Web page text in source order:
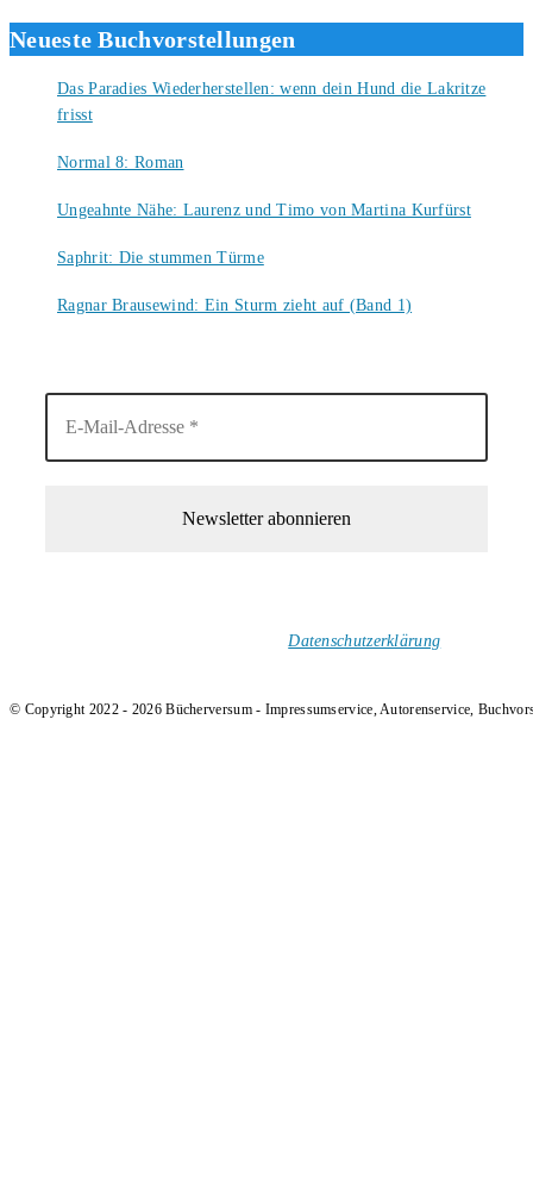
Neueste Buchvorstellungen
Das Paradies Wiederherstellen: wenn dein Hund die Lakritze
frisst
Normal 8: Roman
Ungeahnte Nähe: Laurenz und Timo von Martina Kurfürst
Saphrit: Die stummen Türme
Ragnar Brausewind: Ein Sturm zieht auf (Band 1)
Datenschutzerklärung
© Copyright 2022 - 2026 Bücherversum - Impressumservice, Autorenservice,